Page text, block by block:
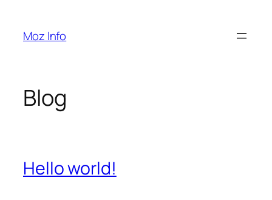
Moz Info
Blog
Hello world!